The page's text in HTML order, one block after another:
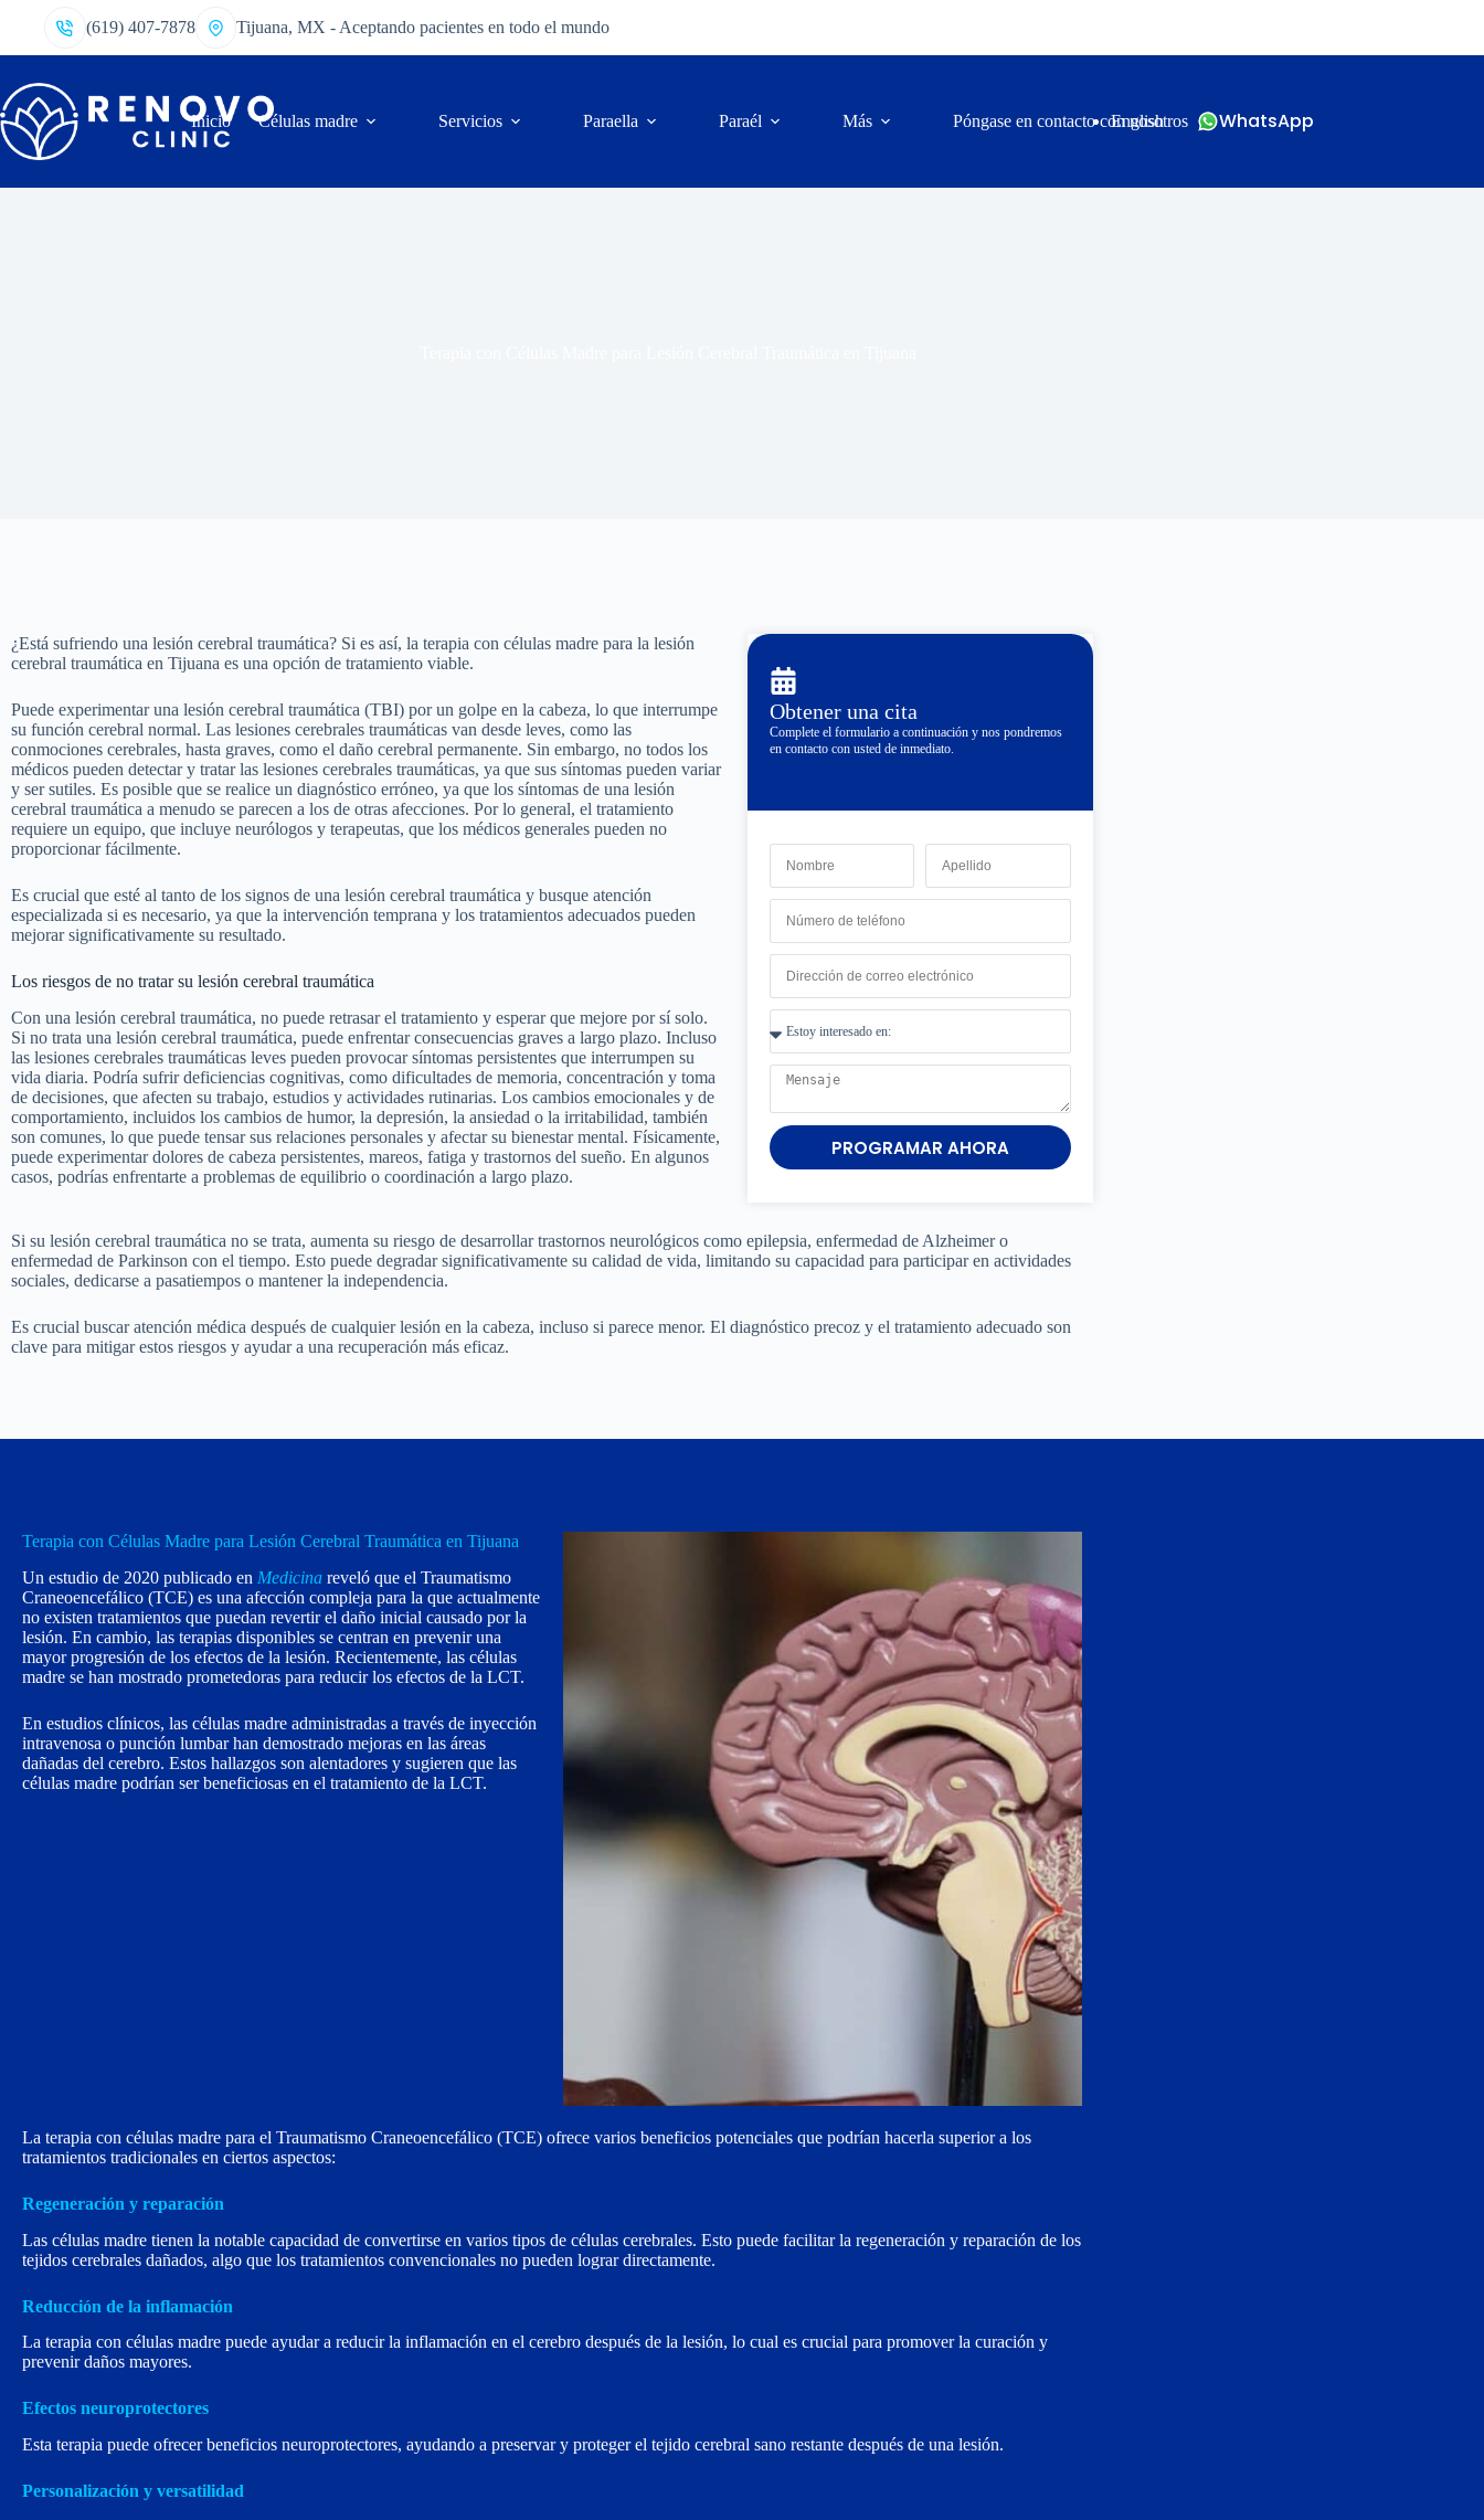
(619) 407-7878 Tijuana, MX - Aceptando pacientes en todo el mundo
Inicio Células madre Servicios Paraella Paraél Más Póngase en contacto con nosotros
English WhatsApp
¿Está sufriendo una lesión cerebral traumática? Si es así, la terapia con células madre para la lesión
cerebral traumática en Tijuana es una opción de tratamiento viable.
Puede experimentar una lesión cerebral traumática (TBI) por un golpe en la cabeza, lo que interrumpe
su función cerebral normal. Las lesiones cerebrales traumáticas van desde leves, como las
conmociones cerebrales, hasta graves, como el daño cerebral permanente. Sin embargo, no todos los
médicos pueden detectar y tratar las lesiones cerebrales traumáticas, ya que sus síntomas pueden variar
y ser sutiles. Es posible que se realice un diagnóstico erróneo, ya que los síntomas de una lesión
cerebral traumática a menudo se parecen a los de otras afecciones. Por lo general, el tratamiento
requiere un equipo, que incluye neurólogos y terapeutas, que los médicos generales pueden no
proporcionar fácilmente.
Es crucial que esté al tanto de los signos de una lesión cerebral traumática y busque atención
especializada si es necesario, ya que la intervención temprana y los tratamientos adecuados pueden
mejorar significativamente su resultado.
Los riesgos de no tratar su lesión cerebral traumática
Con una lesión cerebral traumática, no puede retrasar el tratamiento y esperar que mejore por sí solo.
Si no trata una lesión cerebral traumática, puede enfrentar consecuencias graves a largo plazo. Incluso
las lesiones cerebrales traumáticas leves pueden provocar síntomas persistentes que interrumpen su
vida diaria. Podría sufrir deficiencias cognitivas, como dificultades de memoria, concentración y toma
de decisiones, que afecten su trabajo, estudios y actividades rutinarias. Los cambios emocionales y de
comportamiento, incluidos los cambios de humor, la depresión, la ansiedad o la irritabilidad, también
son comunes, lo que puede tensar sus relaciones personales y afectar su bienestar mental. Físicamente,
puede experimentar dolores de cabeza persistentes, mareos, fatiga y trastornos del sueño. En algunos
casos, podrías enfrentarte a problemas de equilibrio o coordinación a largo plazo.
Obtener una cita
Complete el formulario a continuación y nos pondremos
en contacto con usted de inmediato.
PROGRAMAR AHORA
Si su lesión cerebral traumática no se trata, aumenta su riesgo de desarrollar trastornos neurológicos como epilepsia, enfermedad de Alzheimer o
enfermedad de Parkinson con el tiempo. Esto puede degradar significativamente su calidad de vida, limitando su capacidad para participar en actividades
sociales, dedicarse a pasatiempos o mantener la independencia.
Es crucial buscar atención médica después de cualquier lesión en la cabeza, incluso si parece menor. El diagnóstico precoz y el tratamiento adecuado son
clave para mitigar estos riesgos y ayudar a una recuperación más eficaz.
Terapia con Células Madre para Lesión Cerebral Traumática en Tijuana
Un estudio de 2020 publicado en Medicina reveló que el Traumatismo
Craneoencefálico (TCE) es una afección compleja para la que actualmente
no existen tratamientos que puedan revertir el daño inicial causado por la
lesión. En cambio, las terapias disponibles se centran en prevenir una
mayor progresión de los efectos de la lesión. Recientemente, las células
madre se han mostrado prometedoras para reducir los efectos de la LCT.
En estudios clínicos, las células madre administradas a través de inyección
intravenosa o punción lumbar han demostrado mejoras en las áreas
dañadas del cerebro. Estos hallazgos son alentadores y sugieren que las
células madre podrían ser beneficiosas en el tratamiento de la LCT.
La terapia con células madre para el Traumatismo Craneoencefálico (TCE) ofrece varios beneficios potenciales que podrían hacerla superior a los
tratamientos tradicionales en ciertos aspectos:
Regeneración y reparación
Las células madre tienen la notable capacidad de convertirse en varios tipos de células cerebrales. Esto puede facilitar la regeneración y reparación de los
tejidos cerebrales dañados, algo que los tratamientos convencionales no pueden lograr directamente.
Reducción de la inflamación
La terapia con células madre puede ayudar a reducir la inflamación en el cerebro después de la lesión, lo cual es crucial para promover la curación y
prevenir daños mayores.
Efectos neuroprotectores
Esta terapia puede ofrecer beneficios neuroprotectores, ayudando a preservar y proteger el tejido cerebral sano restante después de una lesión.
Personalización y versatilidad